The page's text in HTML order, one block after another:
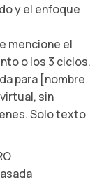
y el enfoque
mencione el
o los 3 ciclos.
para [nombre
sin
Solo texto